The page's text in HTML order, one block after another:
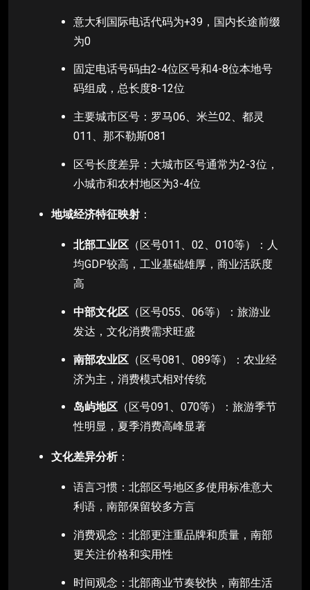
意大利国际电话代码为+39，国内长途前缀
为0
固定电话号码由2-4位区号和4-8位本地号
码组成，总长度8-12位
主要城市区号：罗马06、米兰02、都灵
011、那不勒斯081
区号长度差异：大城市区号通常为2-3位，
小城市和农村地区为3-4位
地域经济特征映射 ：
北部工业区 （区号011、02、010等）：人
均GDP较高，工业基础雄厚，商业活跃度
高
中部文化区 （区号055、06等）：旅游业
发达，文化消费需求旺盛
南部农业区 （区号081、089等）：农业经
济为主，消费模式相对传统
岛屿地区 （区号091、070等）：旅游季节
性明显，夏季消费高峰显著
文化差异分析：
语言习惯：北部区号地区多使用标准意大
利语，南部保留较多方言
消费观念：北部更注重品牌和质量，南部
更关注价格和实用性
时间观念：北部商业节奏较快，南部生活